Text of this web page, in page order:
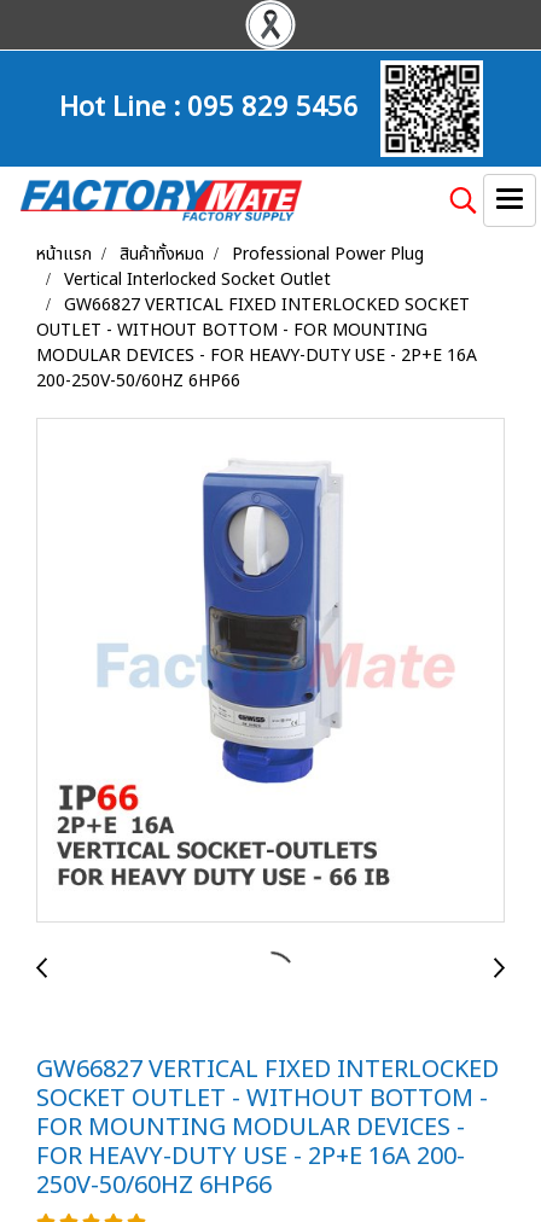
Hot Line :095 829 5456
หน้าแรก สินค้าทั้งหมด
Professional Power Plug
Vertical Interlocked Socket Outlet
GW66827 VERTICAL FIXED INTERLOCKED SOCKET
OUTLET - WITHOUT BOTTOM - FOR MOUNTING
MODULAR DEVICES - FOR HEAVY-DUTY USE - 2P+E 16A
200-250V-50/60HZ 6HP66
GW66827 VERTICAL FIXED INTERLOCKED
SOCKET OUTLET - WITHOUT BOTTOM -
FOR MOUNTING MODULAR DEVICES -
FOR HEAVY-DUTY USE - 2P+E 16A 200-
250V-50/60HZ 6HP66